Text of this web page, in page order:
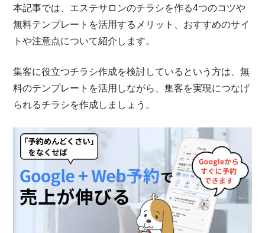
本記事では、エステサロンのチラシを作る4つのコツや
無料テンプレートを活用するメリット、おすすめのサイ
トや注意点について紹介します。
集客に役立つチラシ作成を検討しているという方は、無
料のテンプレートを活用しながら、集客を実現につなげ
られるチラシを作成しましょう。